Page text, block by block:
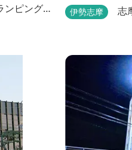
ンピング
の宿泊や
勢志摩
伊勢志摩 志